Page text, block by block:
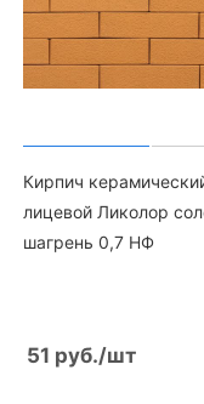
Кирпич
лицевой Ликолор
шагрень 0,7 НФ
51 руб./шт